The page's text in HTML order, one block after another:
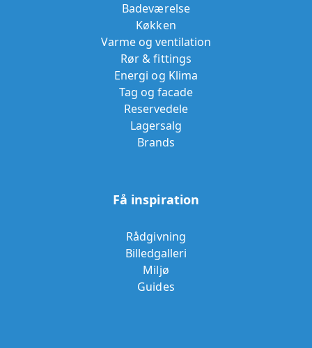
Badeværelse
Køkken
Varme og ventilation
Rør & fittings
Energi og Klima
Tag og facade
Reservedele
Lagersalg
Brands
Få inspiration
Rådgivning
Billedgalleri
Miljø
Guides